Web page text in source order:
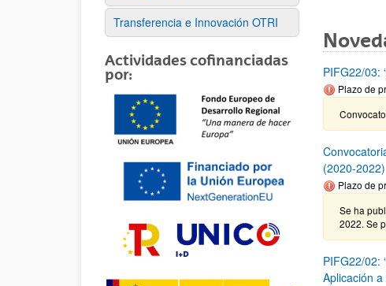
Transferencia e Innovación OTRI
Actividades cofinanciadas
por:
PIFG22/03:
Plazo de
(2020-2022)
Plazo de
Se ha
2022. Se
PIFG22/02:
Aplicación